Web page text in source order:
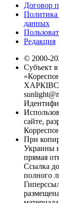
Договор
Политика
данных
Редакция
© 2000-
Субъект
сайте,
При
Украины
прямая
Ссылка
полного